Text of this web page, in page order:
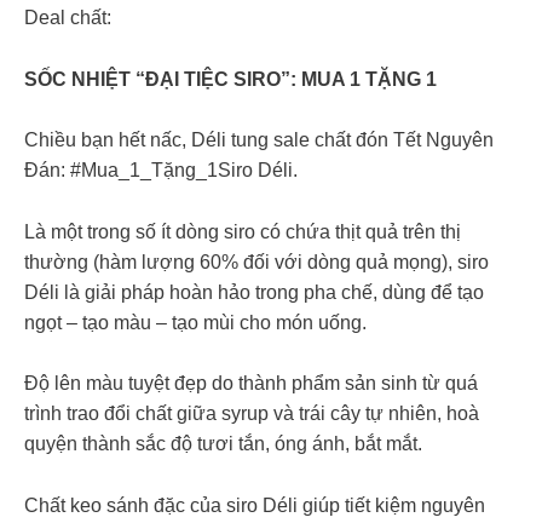
Deal chất:
SỐC NHIỆT “ĐẠI TIỆC SIRO”: MUA 1 TẶNG 1
Chiều bạn hết nấc, Déli tung sale chất đón Tết Nguyên
Đán: #Mua_1_Tặng_1Siro Déli.
Là một trong số ít dòng siro có chứa thịt quả trên thị
thường (hàm lượng 60% đối với dòng quả mọng), siro
Déli là giải pháp hoàn hảo trong pha chế, dùng để tạo
ngọt – tạo màu – tạo mùi cho món uống.
Độ lên màu tuyệt đẹp do thành phẩm sản sinh từ quá
trình trao đổi chất giữa syrup và trái cây tự nhiên, hoà
quyện thành sắc độ tươi tắn, óng ánh, bắt mắt.
Chất keo sánh đặc của siro Déli giúp tiết kiệm nguyên